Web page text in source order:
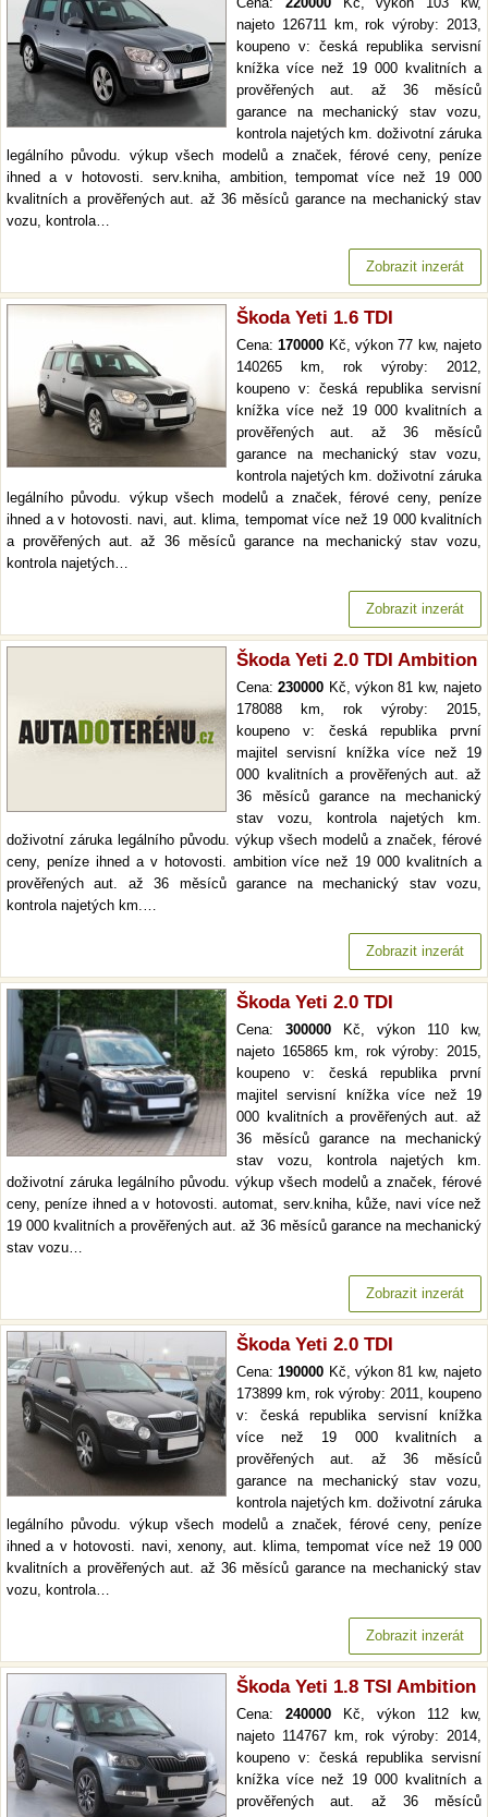
najeto 126711 km, rok výroby: 2013,
koupeno v: česká republika servisní
knížka více než 19 000 kvalitních a
prověřených aut. až 36 měsíců
garance na mechanický stav vozu,
kontrola najetých km. doživotní záruka
legálního původu. výkup všech modelů a značek, férové ceny, peníze
ihned a v hotovosti. serv.kniha, ambition, tempomat více než 19 000
kvalitních a prověřených aut. až 36 měsíců garance na mechanický stav
vozu, kontrola…
Zobrazit inzerát
Škoda Yeti 1.6 TDI
Cena:170000 Kč, výkon 77 kw, najeto
140265 km, rok výroby: 2012,
koupeno v: česká republika servisní
knížka více než 19 000 kvalitních a
prověřených aut. až 36 měsíců
garance na mechanický stav vozu,
kontrola najetých km. doživotní záruka
legálního původu. výkup všech modelů a značek, férové ceny, peníze
ihned a v hotovosti. navi, aut. klima, tempomat více než 19 000 kvalitních
a prověřených aut. až 36 měsíců garance na mechanický stav vozu,
kontrola najetých…
Zobrazit inzerát
Škoda Yeti 2.0 TDI Ambition
Cena:230000 Kč, výkon 81 kw, najeto
178088 km, rok výroby: 2015,
koupeno v: česká republika první
majitel servisní knížka více než 19
000 kvalitních a prověřených aut. až
36 měsíců garance na mechanický
stav vozu, kontrola najetých km.
doživotní záruka legálního původu. výkup všech modelů a značek, férové
ceny, peníze ihned a v hotovosti. ambition více než 19 000 kvalitních a
prověřených aut. až 36 měsíců garance na mechanický stav vozu,
kontrola najetých km.…
Zobrazit inzerát
Škoda Yeti 2.0 TDI
Cena: 300000 Kč, výkon 110 kw,
najeto 165865 km, rok výroby: 2015,
koupeno v: česká republika první
majitel servisní knížka více než 19
000 kvalitních a prověřených aut. až
36 měsíců garance na mechanický
stav vozu, kontrola najetých km.
doživotní záruka legálního původu. výkup všech modelů a značek, férové
ceny, peníze ihned a v hotovosti. automat, serv.kniha, kůže, navi více než
19 000 kvalitních a prověřených aut. až 36 měsíců garance na mechanický
stav vozu…
Zobrazit inzerát
Škoda Yeti 2.0 TDI
Cena:190000 Kč, výkon 81 kw, najeto
173899 km, rok výroby: 2011, koupeno
v: česká republika servisní knížka
více než 19 000 kvalitních a
prověřených aut. až 36 měsíců
garance na mechanický stav vozu,
kontrola najetých km. doživotní záruka
legálního původu. výkup všech modelů a značek, férové ceny, peníze
ihned a v hotovosti. navi, xenony, aut. klima, tempomat více než 19 000
kvalitních a prověřených aut. až 36 měsíců garance na mechanický stav
vozu, kontrola…
Zobrazit inzerát
Škoda Yeti 1.8 TSI Ambition
Cena: 240000 Kč, výkon 112 kw,
najeto 114767 km, rok výroby: 2014,
koupeno v: česká republika servisní
knížka více než 19 000 kvalitních a
prověřených aut. až 36 měsíců